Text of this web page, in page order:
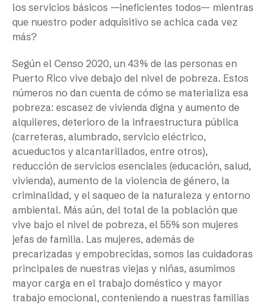
los servicios básicos —ineficientes todos— mientras
que nuestro poder adquisitivo se achica cada vez
más?
Según el Censo 2020, un 43% de las personas en
Puerto Rico vive debajo del nivel de pobreza. Estos
números no dan cuenta de cómo se materializa esa
pobreza: escasez de vivienda digna y aumento de
alquileres, deterioro de la infraestructura pública
(carreteras, alumbrado, servicio eléctrico,
acueductos y alcantarillados, entre otros),
reducción de servicios esenciales (educación, salud,
vivienda), aumento de la violencia de género, la
criminalidad, y el saqueo de la naturaleza y entorno
ambiental. Más aún, del total de la población que
vive bajo el nivel de pobreza, el 55% son mujeres
jefas de familia. Las mujeres, además de
precarizadas y empobrecidas, somos las cuidadoras
principales de nuestras viejas y niñas, asumimos
mayor carga en el trabajo doméstico y mayor
trabajo emocional, conteniendo a nuestras familias